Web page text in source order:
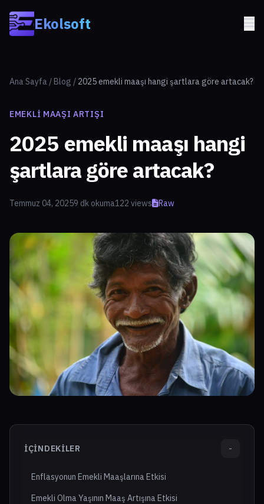
Ekolsoft
Ana Sayfa / Blog / 2025 emekli maaşı hangi şartlara göre artacak?
EMEKLI MAAŞI ARTIŞI
2025 emekli maaşı hangi
şartlara göre artacak?
Temmuz 04, 20259 dk okuma122 views Raw
İÇINDEKILER -
Enflasyonun Emekli Maaşlarına Etkisi
Emekli Olma Yaşının Maaş Artışına Etkisi